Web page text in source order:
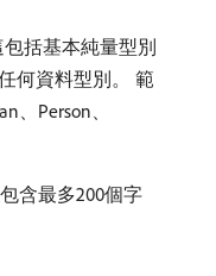
括基本純量型別
何資料型別。 範
、Person、
含最多200個字